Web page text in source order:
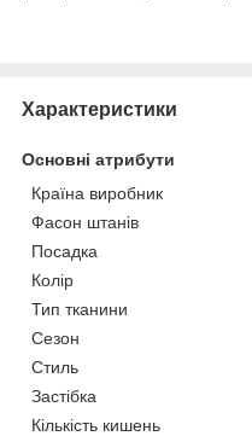
Характеристики
Основні атрибути
Країна виробник
Фасон штанів
Посадка
Колір
Тип тканини
Сезон
Стиль
Застібка
Кількість кишень